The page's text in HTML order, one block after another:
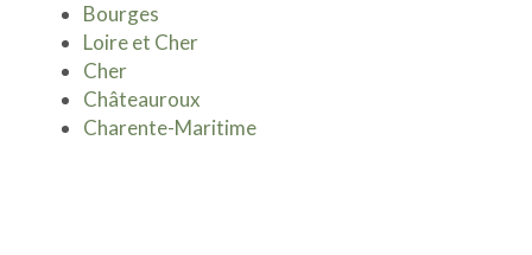
Bourges
Loire et Cher
Cher
Châteauroux
Charente-Maritime